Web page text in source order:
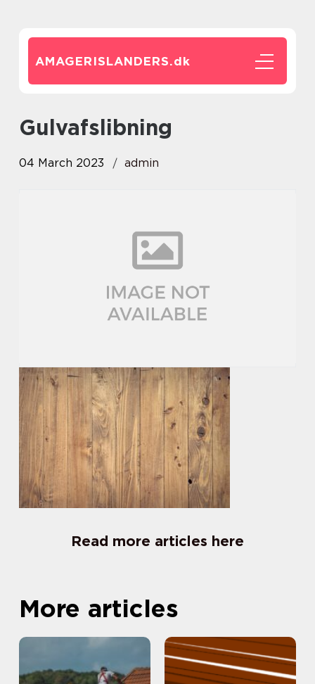
AMAGERISLANDERS.dk
gulvafslibning
04 March 2023 admin
Read more articles here
More articles